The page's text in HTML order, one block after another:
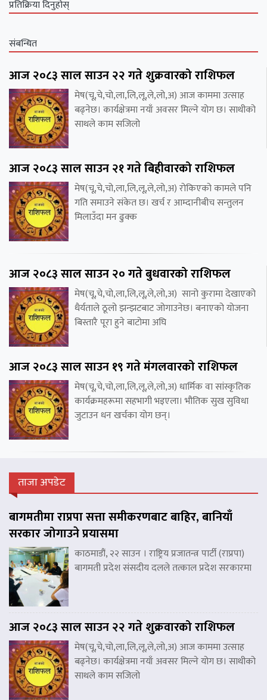
प्रतिक्रिया दिनुहोस्
संबन्धित
आज २०८३ साल साउन २२ गते शुक्रवारको राशिफल
मेष(चू,चे,चो,ला,लि,लू,ले,लो,अ) आज काममा उत्साह
बढ्नेछ। कार्यक्षेत्रमा नयाँ अवसर मिल्ने योग छ। साथीको
साथले काम सजिलो
आज २०८३ साल साउन २१ गते बिहीवारको राशिफल
मेष(चू,चे,चो,ला,लि,लू,ले,लो,अ) रोकिएको कामले पनि
गति समाउने संकेत छ। खर्च र आम्दानीबीच सन्तुलन
मिलाउँदा मन ढुक्क
आज २०८३ साल साउन २० गते बुधवारको राशिफल
मेष(चू,चे,चो,ला,लि,लू,ले,लो,अ) सानो कुरामा देखाएको
धैर्यताले ठूलो झन्झटबाट जोगाउनेछ। बनाएको योजना
बिस्तारै पूरा हुने बाटोमा अघि
आज २०८३ साल साउन १९ गते मंगलवारको राशिफल
मेष(चू,चे,चो,ला,लि,लू,ले,लो,अ) धार्मिक वा सांस्कृतिक
कार्यक्रमहरूमा सहभागी भइएला। भौतिक सुख सुविधा
जुटाउन धन खर्चका योग छन्।
ताजा अपडेट
बागमतीमा राप्रपा सत्ता समीकरणबाट बाहिर, बानियाँ
सरकार जोगाउने प्रयासमा
काठमाडौं, २२ साउन । राष्ट्रिय प्रजातन्त्र पार्टी (राप्रपा)
बागमती प्रदेश संसदीय दलले तत्काल प्रदेश सरकारमा
आज २०८३ साल साउन २२ गते शुक्रवारको राशिफल
मेष(चू,चे,चो,ला,लि,लू,ले,लो,अ) आज काममा उत्साह
बढ्नेछ। कार्यक्षेत्रमा नयाँ अवसर मिल्ने योग छ। साथीको
साथले काम सजिलो